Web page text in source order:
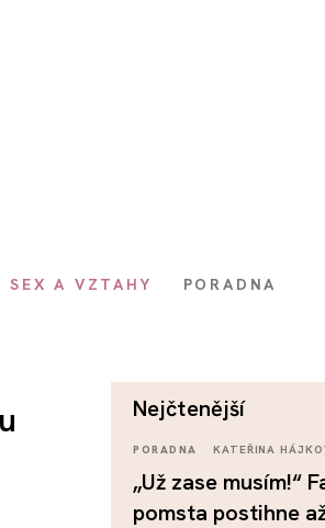
SEX A VZTAHY PORADNA
nejčtenější
PORADNA KATEŘINA
„Už zase musím!“
pomsta postihne